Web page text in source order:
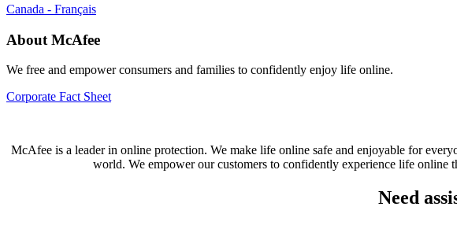
Canada - Français
About McAfee
We free and empower consumers and families to confidently enjoy life online.
Corporate Fact Sheet
McAfee is a leader in online protection. We make life online safe and enjoyable for
world. We empower our customers to confidently experience life online
Need